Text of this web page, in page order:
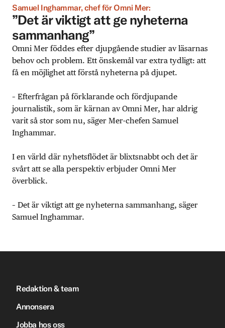
Samuel Inghammar, chef för Omni Mer:
”Det är viktigt att ge nyheterna
sammanhang”
Omni Mer föddes efter djupgående studier av läsarnas
behov och problem. Ett önskemål var extra tydligt: att
få en möjlighet att förstå nyheterna på djupet.
– Efterfrågan på förklarande och fördjupande
journalistik, som är kärnan av Omni Mer, har aldrig
varit så stor som nu, säger Mer-chefen Samuel
Inghammar.
I en värld där nyhetsflödet är blixtsnabbt och det är
svårt att se alla perspektiv erbjuder Omni Mer
överblick.
– Det är viktigt att ge nyheterna sammanhang, säger
Samuel Inghammar.
Redaktion & team
Annonsera
Jobba hos oss